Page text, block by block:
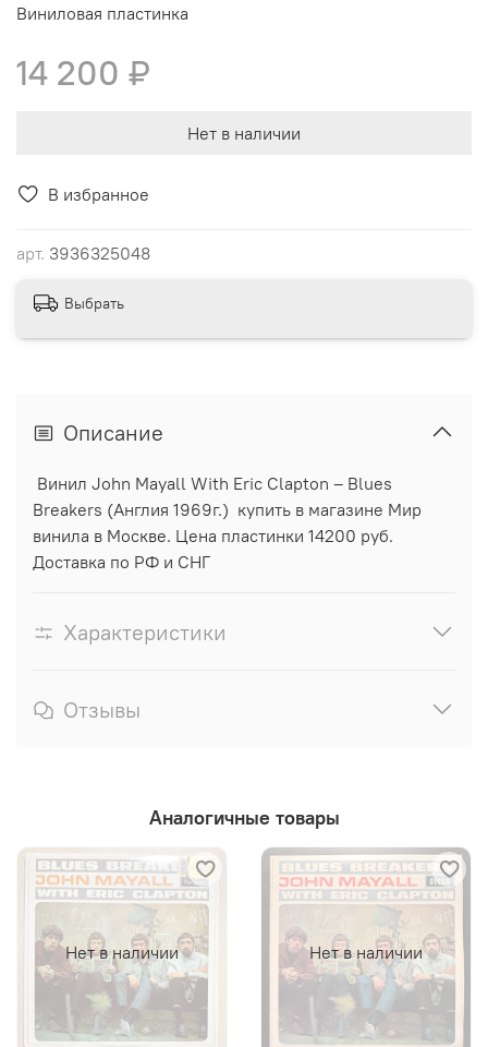
В избранное
арт. 3936325048
Виниловая пластинка
14 200 ₽
Нет в наличии
Выбрать
Описание
Винил John Mayall With Eric Clapton ‎– Blues
Breakers (Англия 1969г.) купить в магазине Мир
винила в Москве. Цена пластинки 14200 руб.
Доставка по РФ и СНГ
Характеристики
Отзывы
Аналогичные товары
Нет в наличии Нет в наличии